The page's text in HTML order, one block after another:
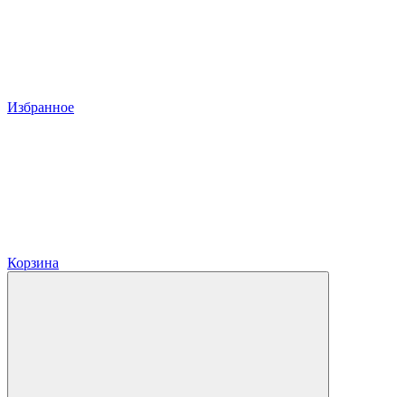
Избранное
Корзина